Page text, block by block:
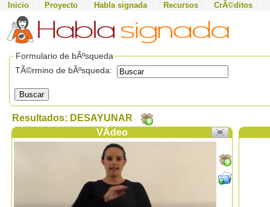
Inicio Proyecto Habla signada Recursos CrÃ©ditos
Formulario de bÃºsqueda
TÃ©rmino de bÃºsqueda:
Buscar
Resultados: DESAYUNAR
VÃ­deo